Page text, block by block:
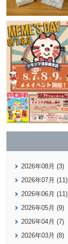
2026年08月 (3)
2026年07月 (11)
2026年06月 (11)
2026年05月 (9)
2026年04月 (7)
2026年03月 (8)